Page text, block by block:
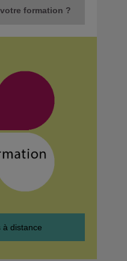
formation ?
à distance